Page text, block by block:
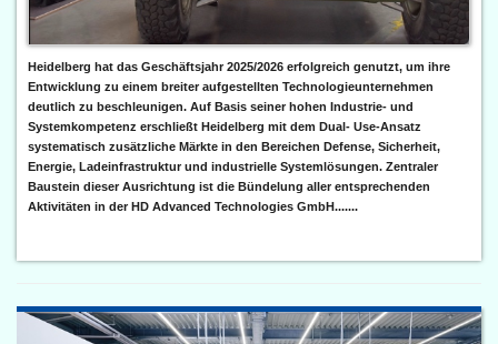
Heidelberg hat das Geschäftsjahr 2025/2026 erfolgreich genutzt, um ihre
Entwicklung zu einem breiter aufgestellten Technologieunternehmen
deutlich zu beschleunigen. Auf Basis seiner hohen Industrie- und
Systemkompetenz erschließt Heidelberg mit dem Dual- Use-Ansatz
systematisch zusätzliche Märkte in den Bereichen Defense, Sicherheit,
Energie, Ladeinfrastruktur und industrielle Systemlösungen. Zentraler
Baustein dieser Ausrichtung ist die Bündelung aller entsprechenden
Aktivitäten in der HD Advanced Technologies GmbH.......